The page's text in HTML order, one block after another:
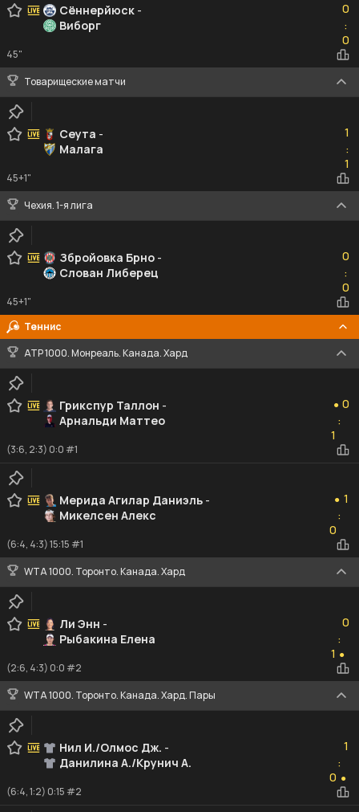
Сённерйюск -
Виборг
0
:0
0
45"
Товарищеские матчи
Сеута -
Малага
1
:1
1
45+1"
Чехия. 1-я лига
Збройовка Брно -
Слован Либерец
0
:0
0
45+1"
Теннис
ATP 1000. Монреаль. Канада. Хард
Грикспур Таллон -
Арнальди Маттео
● 0
:
1
(3:6, 2:3) 0:0 #1
Мерида Агилар Даниэль -
Микелсен Алекс
● 1
:
0
(6:4, 4:3) 15:15 #1
WTA 1000. Торонто. Канада. Хард
Ли Энн -
Рыбакина Елена
0
:
1 ●
(2:6, 4:3) 0:0 #2
WTA 1000. Торонто. Канада. Хард. Пары
Нил И./Олмос Дж. -
Данилина А./Крунич А.
1
:
0 ●
(6:4, 1:2) 0:15 #2